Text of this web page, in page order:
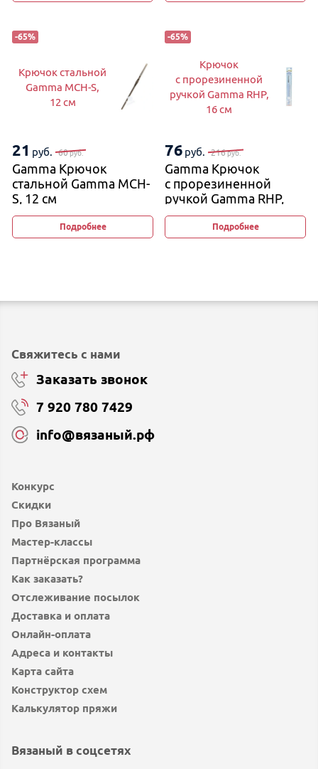
-65%
Крючок стальной
Gamma MCH-S,
12 см
21 руб. 60руб.
Gamma Крючок
стальной Gamma MCH-
S, 12 см
Подробнее
-65%
Крючок
с прорезиненной
ручкой Gamma RHP,
16 см
76 руб. 216руб.
Gamma Крючок
с прорезиненной
ручкой Gamma RHP,
16 см
Подробнее
Конкурс
Скидки
Про Вязаный
Мастер-классы
Партнёрская программа
Как заказать?
Отслеживание посылок
Доставка и оплата
Онлайн-оплата
Адреса и контакты
Карта сайта
Конструктор схем
Калькулятор пряжи
Свяжитесь с нами
Заказать звонок
7 920 780 7429
info@вязаный.рф
Вязаный в соцсетях